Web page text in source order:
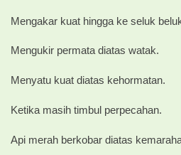
Mengakar kuat hingga ke seluk
Mengukir permata diatas watak.
Menyatu kuat diatas kehormatan.
Ketika masih timbul perpecahan.
Api merah berkobar diatas